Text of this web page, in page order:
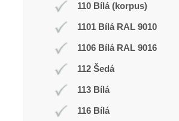
110 Bílá (korpus)
1101 Bílá RAL 9010
1106 Bílá RAL 9016
112 Šedá
113 Bílá
116 Bílá